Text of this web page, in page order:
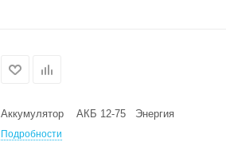
Аккумулятор АКБ 12-75 Энергия
Подробности